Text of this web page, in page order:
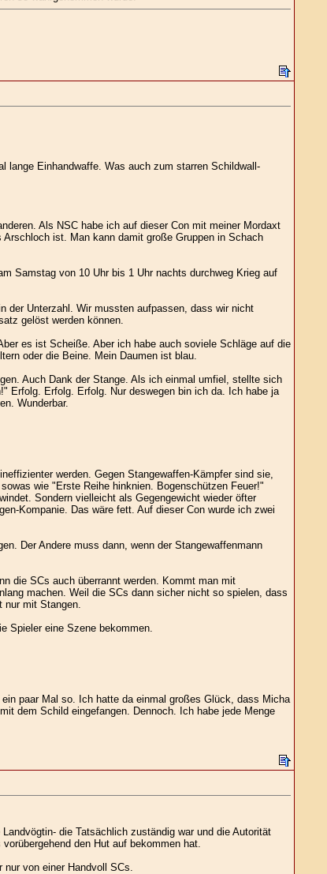
lange Einhandwaffe. Was auch zum starren Schildwall-
Als NSC habe ich auf dieser Con mit meiner Mordaxt
ist. Man kann damit große Gruppen in Schach
Samstag von 10 Uhr bis 1 Uhr nachts durchweg Krieg auf
der Unterzahl. Wir mussten aufpassen, dass wir nicht
gelöst werden können.
es ist Scheiße. Aber ich habe auch soviele Schläge auf die
oder die Beine. Mein Daumen ist blau.
Auch Dank der Stange. Als ich einmal umfiel, stellte sich
Erfolg. Erfolg. Erfolg. Nur deswegen bin ich da. Ich habe ja
Wunderbar.
werden. Gegen Stangewaffen-Kämpfer sind sie,
wie "Erste Reihe hinknien. Bogenschützen Feuer!"
Sondern vielleicht als Gegengewicht wieder öfter
Kompanie. Das wäre fett. Auf dieser Con wurde ich zwei
Der Andere muss dann, wenn der Stangewaffenmann
die SCs auch überrannt werden. Kommt man mit
machen. Weil die SCs dann sicher nicht so spielen, dass
nur mit Stangen.
Spieler eine Szene bekommen.
paar Mal so. Ich hatte da einmal großes Glück, dass Micha
dem Schild eingefangen. Dennoch. Ich habe jede Menge
die Tatsächlich zuständig war und die Autorität
den Hut auf bekommen hat.
von einer Handvoll SCs.